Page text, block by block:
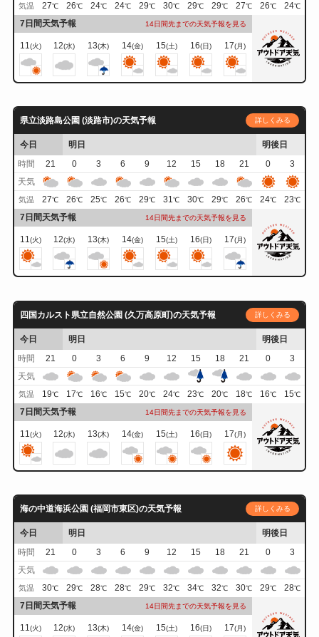
気温 27℃ 26℃ 24℃ 24℃ 29℃ 30℃ 29℃ 29℃ 27℃ 26℃ 24℃
7日間天気予報 14日間先までの天気予報を見る
11(火) 12(水) 13(木) 14(金) 15(土) 16(日) 17(月)
県立淡路島公園 (淡路市)の天気予報 詳しくみる
今日 明日
明後日
時間
21 0 3 6 9 12 15 18 21 0
3
天気
気温 27℃ 26℃ 25℃ 26℃ 29℃ 31℃ 30℃ 29℃ 26℃ 24℃ 23℃
7日間天気予報 14日間先までの天気予報を見る
11(火) 12(水) 13(木) 14(金) 15(土) 16(日) 17(月)
四国カルスト県立自然公園 (久万高原町)の天気予報 詳しくみる
今日 明日
明後日
時間
21 0 3 6 9 12 15 18 21 0
3
天気
気温 19℃ 17℃ 16℃ 15℃ 20℃ 24℃ 23℃ 20℃ 18℃ 16℃ 15℃
7日間天気予報 14日間先までの天気予報を見る
11(火) 12(水) 13(木) 14(金) 15(土) 16(日) 17(月)
海の中道海浜公園 (福岡市東区)の天気予報 詳しくみる
今日 明日
明後日
時間
21 0 3 6 9 12 15 18 21 0
3
天気
気温 30℃ 29℃ 28℃ 28℃ 29℃ 32℃ 34℃ 32℃ 30℃ 29℃ 28℃
7日間天気予報 14日間先までの天気予報を見る
11(火) 12(水) 13(木) 14(金) 15(土) 16(日) 17(月)